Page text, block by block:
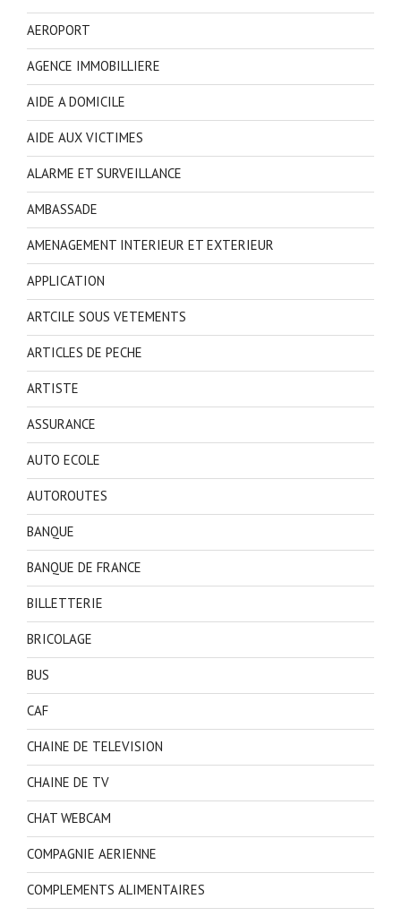
AEROPORT
AGENCE IMMOBILLIERE
AIDE A DOMICILE
AIDE AUX VICTIMES
ALARME ET SURVEILLANCE
AMBASSADE
AMENAGEMENT INTERIEUR ET EXTERIEUR
APPLICATION
ARTCILE SOUS VETEMENTS
ARTICLES DE PECHE
ARTISTE
ASSURANCE
AUTO ECOLE
AUTOROUTES
BANQUE
BANQUE DE FRANCE
BILLETTERIE
BRICOLAGE
BUS
CAF
CHAINE DE TELEVISION
CHAINE DE TV
CHAT WEBCAM
COMPAGNIE AERIENNE
COMPLEMENTS ALIMENTAIRES